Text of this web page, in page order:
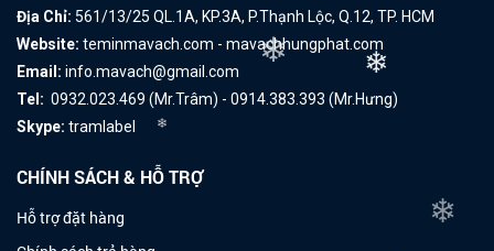
Địa Chỉ: 561/13/25 QL.1A, KP.3A, P.Thạnh Lộc, Q.12, TP. HCM
Website: teminmavach.com - mavachhungphat.com
Email: info.mavach@gmail.com
Tel: 0932.023.469 (Mr.Trâm) - 0914.383.393 (Mr.Hưng)
Skype: tramlabel
CHÍNH SÁCH & HỖ TRỢ
Hỗ trợ đặt hàng
❄
❄
❄
❄